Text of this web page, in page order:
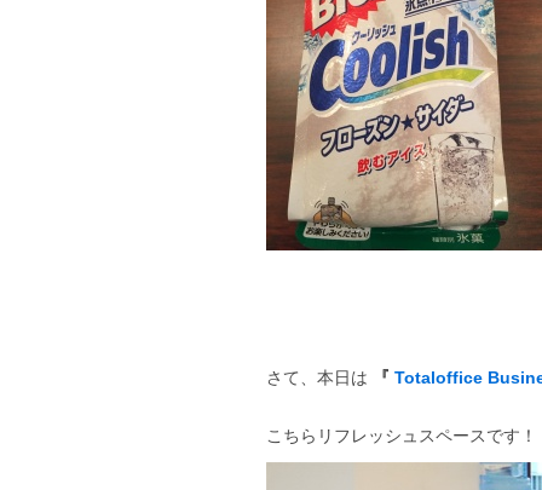
さて、本日は 『 Totaloffice
こちらリフレッシュスペースです！